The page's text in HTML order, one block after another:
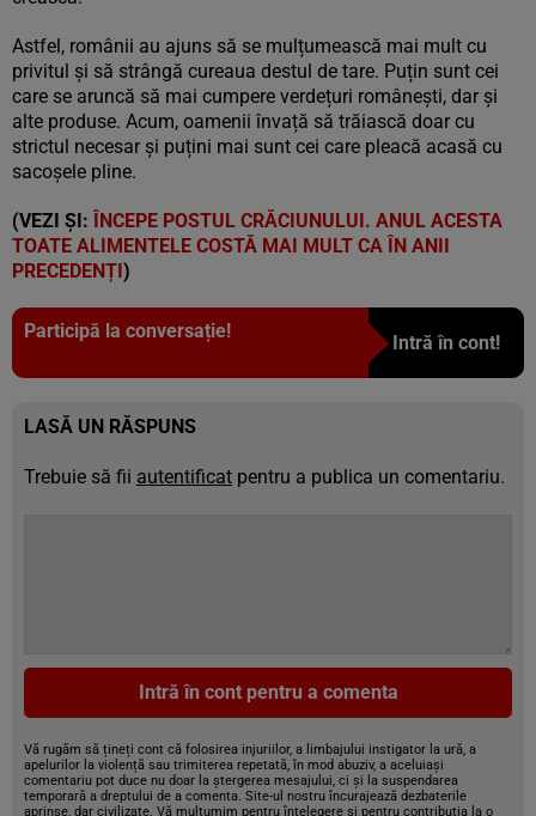
Astfel, românii au ajuns să se mulțumească mai mult cu
privitul și să strângă cureaua destul de tare. Puțin sunt cei
care se aruncă să mai cumpere verdețuri românești, dar și
alte produse. Acum, oamenii învață să trăiască doar cu
strictul necesar și puțini mai sunt cei care pleacă acasă cu
sacoșele pline.
(VEZI ȘI: ÎNCEPE POSTUL CRĂCIUNULUI. ANUL ACESTA
TOATE ALIMENTELE COSTĂ MAI MULT CA ÎN ANII
PRECEDENȚI)
Participă la conversație!
Intră în cont!
LASĂ UN RĂSPUNS
Trebuie să fii autentificat pentru a publica un comentariu.
Intră în cont pentru a comenta
Vă rugăm să țineți cont că folosirea injuriilor, a limbajului instigator la ură, a
apelurilor la violență sau trimiterea repetată, în mod abuziv, a aceluiași
comentariu pot duce nu doar la ștergerea mesajului, ci și la suspendarea
temporară a dreptului de a comenta. Site-ul nostru încurajează dezbaterile
aprinse, dar civilizate. Vă mulțumim pentru înțelegere și pentru contribuția la o